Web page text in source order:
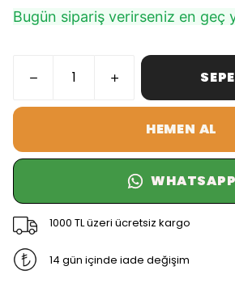
Bugün sipariş verirseniz en geç
HEMEN AL
WHATSAPP
1000 TL üzeri ücretsiz kargo
14 gün içinde iade değişim